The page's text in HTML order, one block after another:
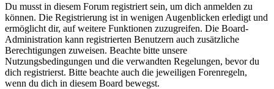
Du musst in diesem Forum registriert sein, um dich anmelden zu
können. Die Registrierung ist in wenigen Augenblicken erledigt und
ermöglicht dir, auf weitere Funktionen zuzugreifen. Die Board-
Administration kann registrierten Benutzern auch zusätzliche
Berechtigungen zuweisen. Beachte bitte unsere
Nutzungsbedingungen und die verwandten Regelungen, bevor du
dich registrierst. Bitte beachte auch die jeweiligen Forenregeln,
wenn du dich in diesem Board bewegst.